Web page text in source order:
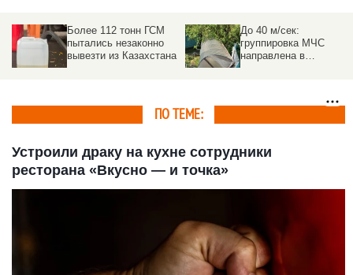
Более 112 тонн ГСМ
пытались незаконно
вывезти из Казахстана
До 40 м/сек:
группировка МЧС
направлена в
ПО ТЕМЕ:
Устроили драку на кухне сотрудники
ресторана «Вкусно — и точка»